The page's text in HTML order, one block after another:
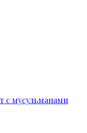
с мусульманами